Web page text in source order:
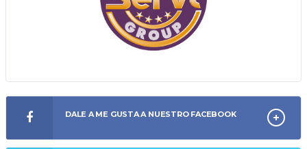
DALE A ME GUSTA A NUESTRO FACEBOOK